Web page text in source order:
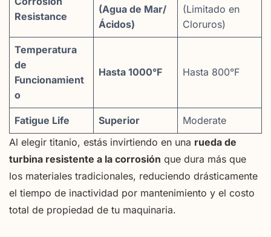
Resistance
(Agua de Mar/
Ácidos)
(Limitado en
Cloruros)
Temperatura
de
Funcionamient
o
Hasta 1000°F Hasta 800°F
Fatigue Life Superior
Moderate
Al elegir titanio, estás invirtiendo en una rueda de
turbina resistente a la corrosión que dura más que
los materiales tradicionales, reduciendo drásticamente
el tiempo de inactividad por mantenimiento y el costo
total de propiedad de tu maquinaria.